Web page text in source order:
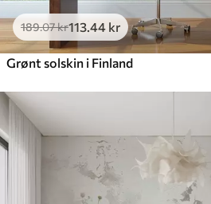
189.07kr113 .44 kr
Grønt solskin i Finland